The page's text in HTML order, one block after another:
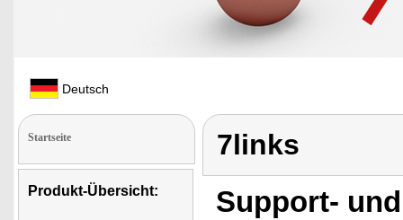
Deutsch
Startseite
Produkt-Übersicht:
7links
Support-